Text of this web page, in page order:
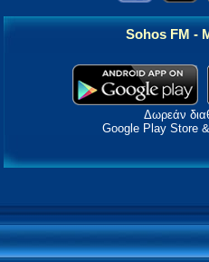
Sohos FM -
Δωρεάν
Google Play Store